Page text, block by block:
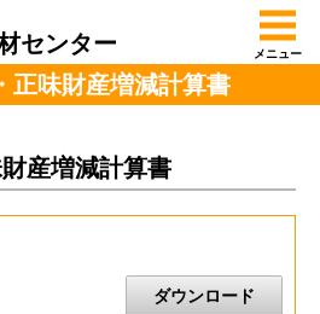
センター メニュー
正味財産増減計算書
産増減計算書
ダウンロード